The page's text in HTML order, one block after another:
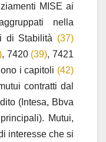
MISE ai
nella
di Stabilità (37)
, 7420 (39), 7421
i capitoli (42)
contratti dal
(Intesa, Bbva
Mutui,
interesse che si